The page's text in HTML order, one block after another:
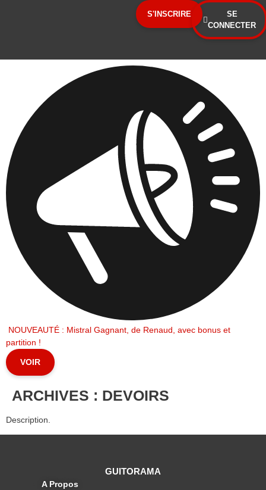
S'INSCRIRE
SE
CONNECTER
NOUVEAUTÉ : Mistral Gagnant, de Renaud, avec bonus et
partition !
VOIR
ARCHIVES : DEVOIRS
Description.
GUITORAMA
A Propos